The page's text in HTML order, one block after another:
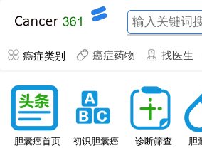
癌症类别 癌症药物 找医生
胆囊癌首页 初识胆囊癌 诊断筛查 胆